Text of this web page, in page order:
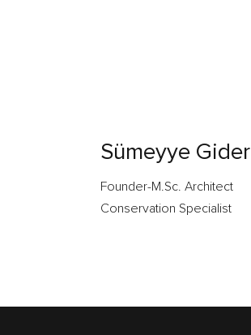
Sümeyye Gider
Founder-M.Sc. Architect
Conservation Specialist